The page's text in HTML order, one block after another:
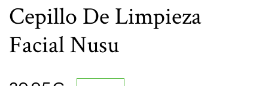
Cepillo De Limpieza
Facial Nusu